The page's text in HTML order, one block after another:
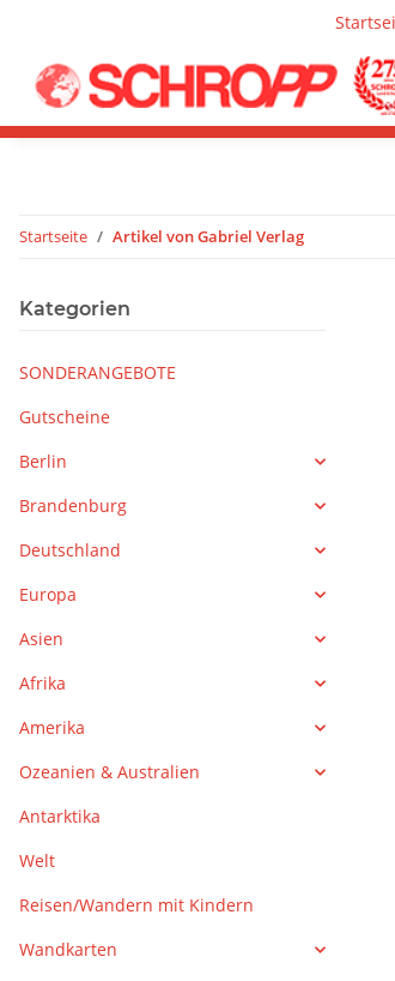
Startseite Artikel von Gabriel Verlag
Kategorien
SONDERANGEBOTE
Gutscheine
Berlin
Brandenburg
Deutschland
Europa
Asien
Afrika
Amerika
Ozeanien & Australien
Antarktika
Welt
Reisen/Wandern mit Kindern
Wandkarten